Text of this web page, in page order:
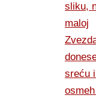
sliku,
maloj
sreću